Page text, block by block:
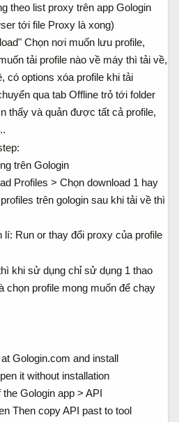
theo list proxy trên app Gologin
tới file Proxy là xong)
Chọn nơi muốn lưu profile,
tải profile nào về máy thì tải về,
có options xóa profile khi tải
qua tab Offline trỏ tới folder
thấy và quản được tất cả profile,
trên Gologin
Profiles > Chọn download 1 hay
trên gologin sau khi tải về thì
lí: Run or thay đổi proxy của profile
khi sử dụng chỉ sử dụng 1 thao
chọn profile mong muốn để chạy
Gologin.com and install
it without installation
Gologin app > API
Then copy API past to tool